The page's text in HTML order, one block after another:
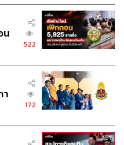
น
522
า
172